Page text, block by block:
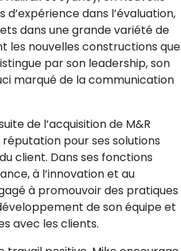
d’expérience dans l’évaluation,
dans une grande variété de
les nouvelles constructions que
par son leadership, son
marqué de la communication
de l’acquisition de M&R
réputation pour ses solutions
client. Dans ses fonctions
à l’innovation et au
à promouvoir des pratiques
de son équipe et
avec les clients.